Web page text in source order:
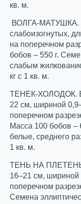
кв. м.
ВОЛГА-МАТУШКА.
слабоизогнутых,
на поперечном
бобов – 550 г.
слабым
кг с 1 кв. м.
ТЕНЕК-ХОЛОДОК.
22 см, шириной
поперечном
Масса 100 бобов –
белые, среднего
1 кв. м.
ТЕНЬ НА ПЛЕТЕНЬ.
16–21 см, шириной
поперечном
Семена